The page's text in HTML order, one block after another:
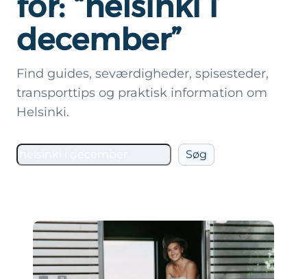
december”
Find guides, seværdigheder, spisesteder,
transporttips og praktisk information om
Helsinki.
Søg
Søg